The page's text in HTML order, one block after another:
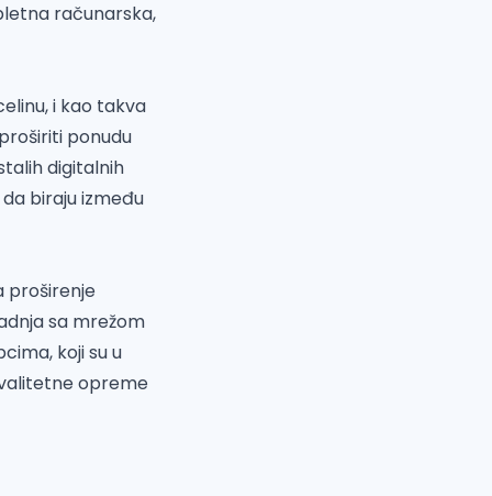
računarska,
i kao takva
ponudu
digitalnih
biraju između
proširenje
sa mrežom
koji su u
opreme